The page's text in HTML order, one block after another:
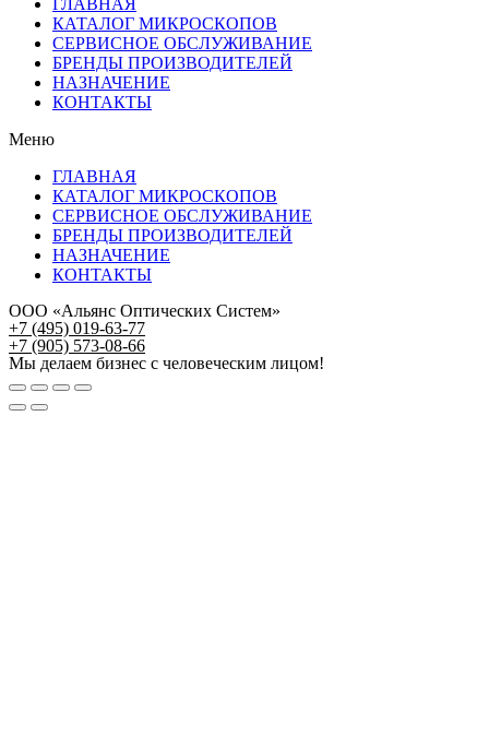
ГЛАВНАЯ
КАТАЛОГ МИКРОСКОПОВ
СЕРВИСНОЕ ОБСЛУЖИВАНИЕ
БРЕНДЫ ПРОИЗВОДИТЕЛЕЙ
НАЗНАЧЕНИЕ
КОНТАКТЫ
Меню
ГЛАВНАЯ
КАТАЛОГ МИКРОСКОПОВ
СЕРВИСНОЕ ОБСЛУЖИВАНИЕ
БРЕНДЫ ПРОИЗВОДИТЕЛЕЙ
НАЗНАЧЕНИЕ
КОНТАКТЫ
ООО «Альянс Оптических Систем»
+7 (495) 019-63-77
+7 (905) 573-08-66
Мы делаем бизнес с человеческим лицом!